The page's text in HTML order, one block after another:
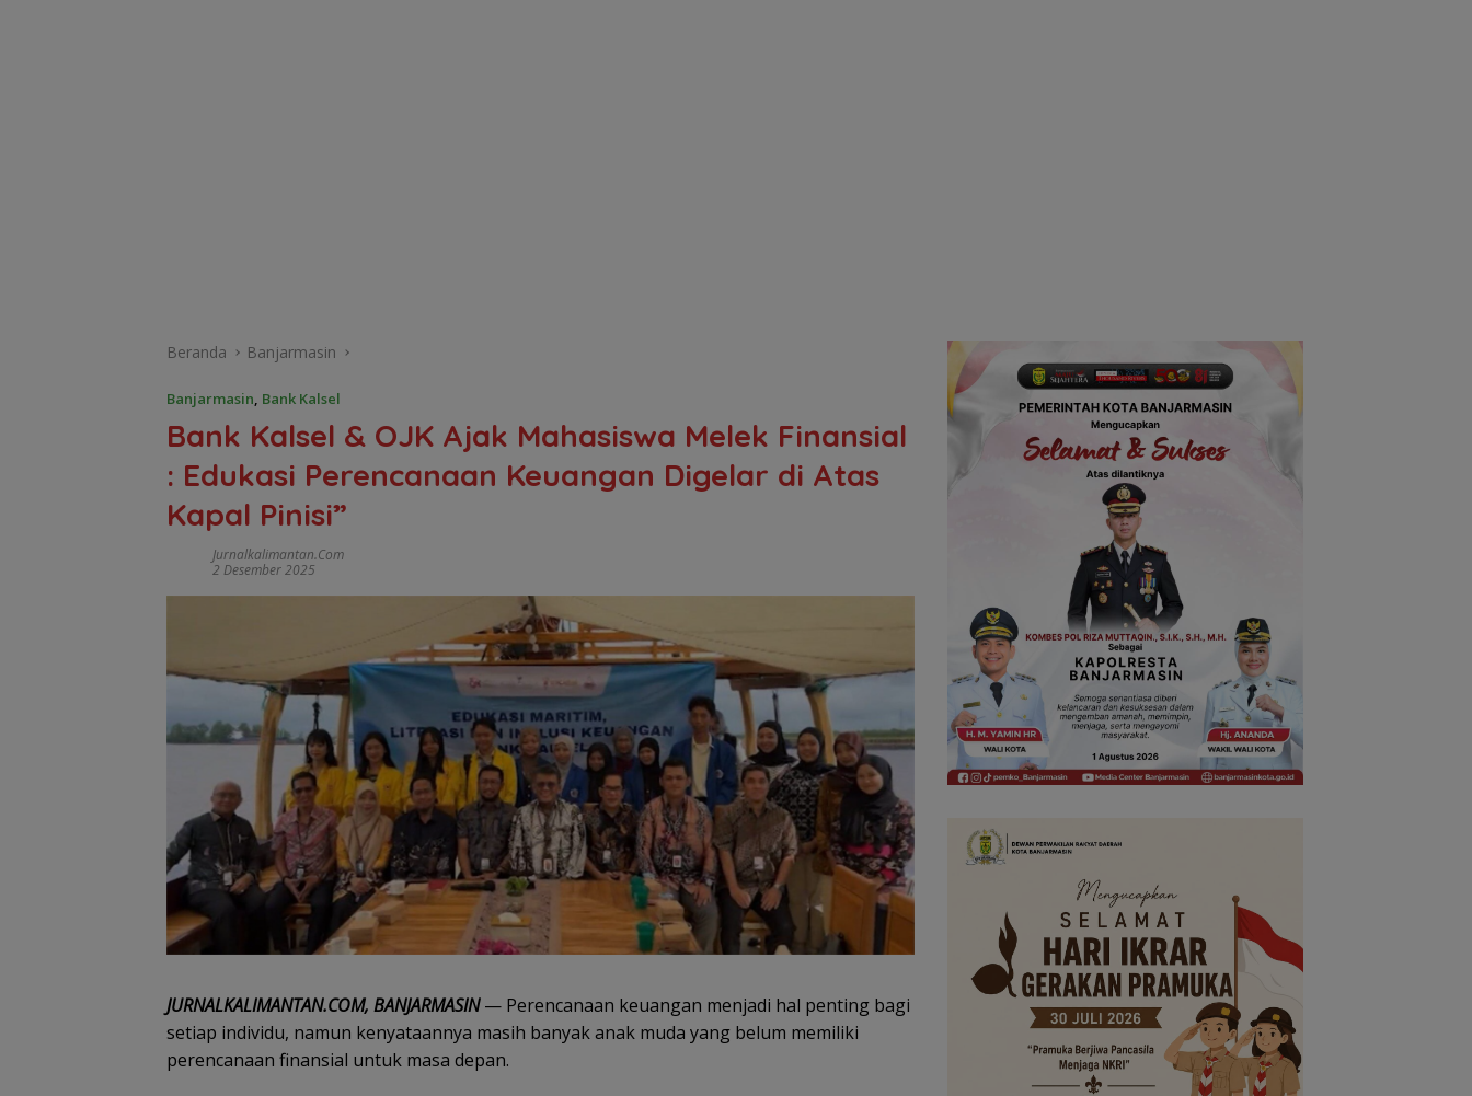
Beranda Banjarmasin
Banjarmasin, Bank Kalsel
Bank Kalsel & OJK Ajak Mahasiswa Melek Finansial
: Edukasi Perencanaan Keuangan Digelar di Atas
Kapal Pinisi”
Jurnalkalimantan.com
2 Desember 2025
JURNALKALIMANTAN.COM, BANJARMASIN— Perencanaan keuangan menjadi hal penting bagi
setiap individu, namun kenyataannya masih banyak anak muda yang belum memiliki
perencanaan finansial untuk masa depan.